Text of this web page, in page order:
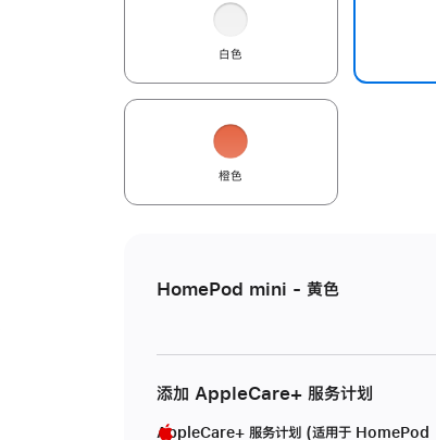
白色
橙色
HomePod mini - 黄色
添加 AppleCare+ 服务计划
AppleCare+ 服务计划 (适用于 HomePod